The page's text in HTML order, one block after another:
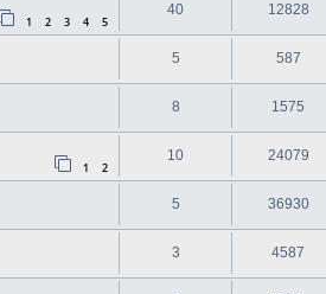
1 2 3 4 5
40 12828
5 587
8 1575
1 2
10 24079
5 36930
3 4587